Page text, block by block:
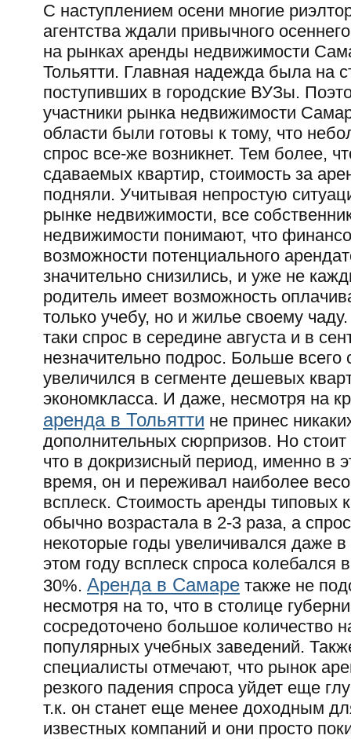
С наступлением осени многие
агентства ждали привычного
на рынках аренды недвижимости
Тольятти. Главная надежда была на
поступивших в городские ВУЗы.
участники рынка недвижимости
области были готовы к тому, что
спрос все-же возникнет. Тем более,
сдаваемых квартир, стоимость за
подняли. Учитывая непростую
рынке недвижимости, все
недвижимости понимают, что
возможности потенциального
значительно снизились, и уже не
родитель имеет возможность
только учебу, но и жилье своему
таки спрос в середине августа и в
незначительно подрос. Больше всего
увеличился в сегменте дешевых
экономкласса. И даже, несмотря на
аренда в Тольятти не принес
дополнительных сюрпризов. Но стоит
что в докризисный период, именно в
время, он и переживал наиболее
всплеск. Стоимость аренды типовых
обычно возрастала в 2-3 раза, а
некоторые годы увеличивался даже
этом году всплеск спроса колебался
30%. Аренда в Самаре также не
несмотря на то, что в столице
сосредоточено большое количество
популярных учебных заведений.
специалисты отмечают, что рынок
резкого падения спроса уйдет еще
т.к. он станет еще менее доходным
известных компаний и они просто